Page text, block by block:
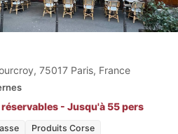
75017 Paris, France
- Jusqu'à 55 pers
Produits Corse